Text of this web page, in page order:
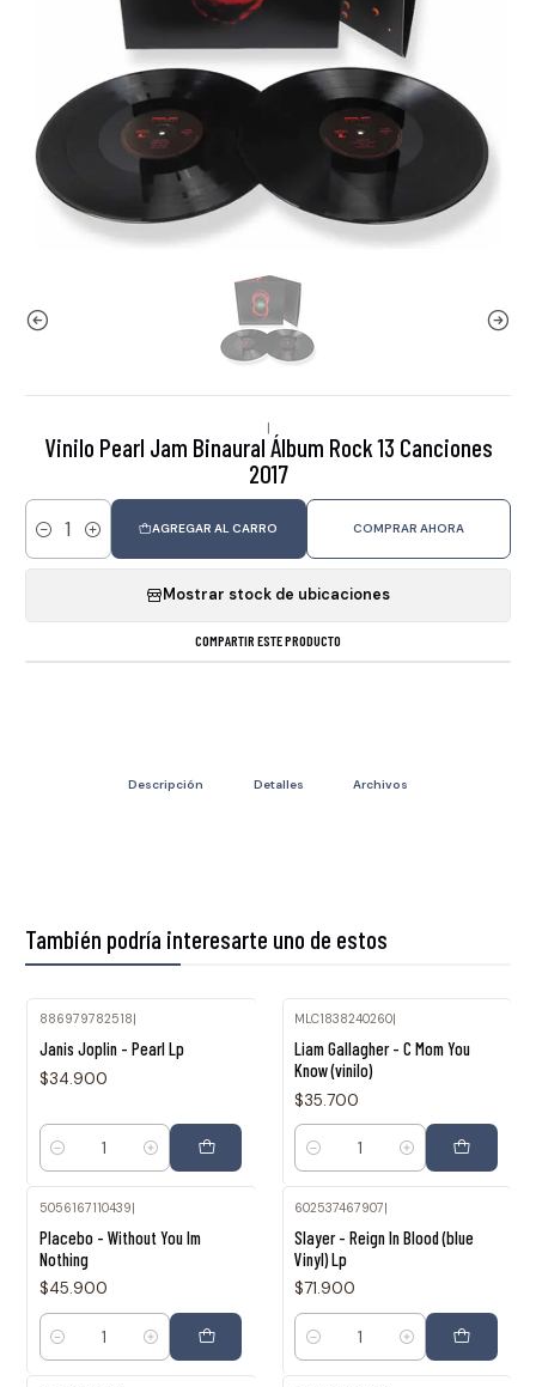
|
Vinilo Pearl Jam Binaural Álbum Rock 13 Canciones
2017
Cantidad
AGREGAR AL CARRO COMPRAR AHORA
Mostrar stock de ubicaciones
COMPARTIR ESTE PRODUCTO
Descripción Detalles Archivos
También podría interesarte uno de estos
886979782518|
Janis Joplin - Pearl Lp
$34.900
Cantidad
MLC1838240260|
Liam Gallagher - C Mom You
Know (vinilo)
$35.700
Cantidad
5056167110439|
Placebo - Without You Im
Nothing
$45.900
Cantidad
602537467907|
Slayer - Reign In Blood (blue
Vinyl) Lp
$71.900
Cantidad